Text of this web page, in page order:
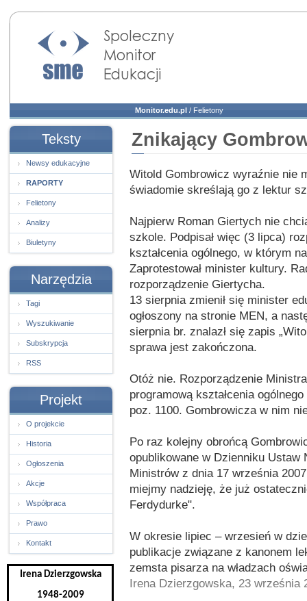
Społeczny Monitor
Edukacji
Monitor.edu.pl / Felietony
Teksty
Newsy edukacyjne
RAPORTY
Felietony
Analizy
Biuletyny
Narzędzia
Tagi
Wyszukiwanie
Subskrypcja
RSS
Projekt
O projekcie
Historia
Ogłoszenia
Akcje
Współpraca
Prawo
Kontakt
Irena Dzierzgowska
1948-2009
Znikający
Witold Gombrowicz wyraźnie nie
świadomie skreślają go z lektur
Najpierw Roman Giertych nie
szkole. Podpisał więc (3 lipca)
kształcenia ogólnego, w którym
Zaprotestował minister kultury.
rozporządzenie Giertycha.
13 sierpnia zmienił się minister
ogłoszony na stronie MEN, a
sierpnia br. znalazł się zapis
sprawa jest zakończona.
Otóż nie. Rozporządzenie
programową kształcenia
poz. 1100. Gombrowicza w nim
Po raz kolejny obrońcą
opublikowane w Dzienniku Ustaw
Ministrów z dnia 17 września
miejmy nadzieję, że już
Ferdydurke".
W okresie lipiec – wrzesień w
publikacje związane z kanonem
zemsta pisarza na władzach
Irena Dzierzgowska, 23 września